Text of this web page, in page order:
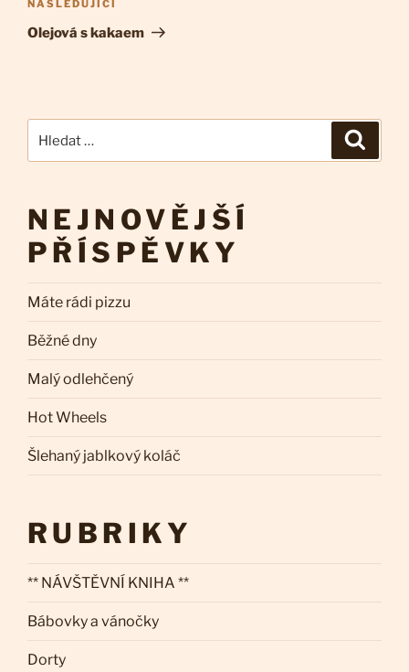
Následující
příspěvek
NÁSLEDUJÍCÍ
Olejová s kakaem
NEJNOVĚJŠÍ
PŘÍSPĚVKY
Máte rádi pizzu
Běžné dny
Malý odlehčený
Hot Wheels
Šlehaný jablkový koláč
RUBRIKY
** NÁVŠTĚVNÍ KNIHA **
Bábovky a vánočky
Dorty